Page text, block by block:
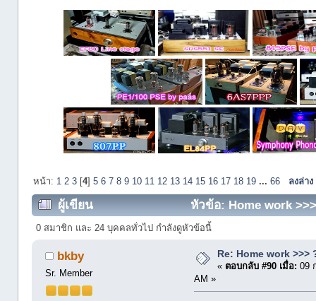
หน้า: 1 2 3 [4]5 6 7 8 9 10 11 12 13 14 15 16 17 18 19 ...66 ลงล่าง
ผู้เขียน หัวข้อ: Home work
0 สมาชิก และ 24 บุคคลทั่วไป กำลังดูหัวข้อนี้
bkby
Sr. Member
Re: Home work >>>
« ตอบกลับ #90 เมื่อ: 09
AM »